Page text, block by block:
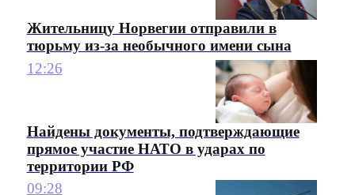
Жительницу Норвегии отправили в
тюрьму из-за необычного имени сына
12:26
Найдены документы, подтверждающие
прямое участие НАТО в ударах по
территории РФ
09:28